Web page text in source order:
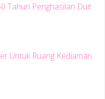
Tahun Penghasilan Duit
Untuk Ruang Kediaman